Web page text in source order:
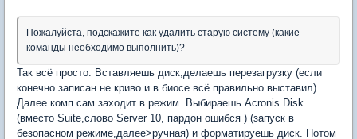
Пожалуйста, подскажите как удалить старую систему (какие
команды необходимо выполнить)?
Так всё просто. Вставляешь диск,делаешь перезагрузку (если
конечно записан не криво и в биосе всё правильно выставил).
Далее комп сам заходит в режим. Выбираешь Acronis Disk
(вместо Suite,слово Server 10, пардон ошибся ) (запуск в
безопасном режиме,далее>ручная) и форматируешь диск. Потом